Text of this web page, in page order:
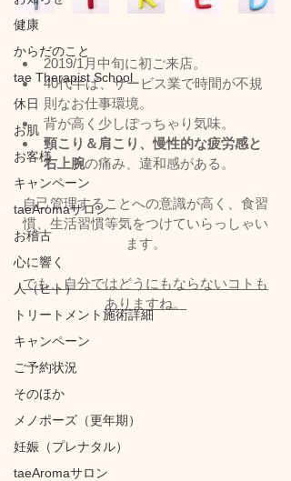
健康
からだのこと
tae Therapist School
休日
お肌
お客様
キャンペーン
taeAromaサロン
お稽古
心に響く
人（ヒト）
トリートメント施術詳細
キャンペーン
ご予約状況
そのほか
メノポーズ（更年期）
妊娠（プレナタル）
taeAromaサロン
2019/1月中旬に初ご来店。
40代半ば、サービス業で時間が不規
則なお仕事環境。
背が高く少しぽっちゃり気味。
頸こり＆肩こり、慢性的な疲労感と
右上腕の痛み、違和感がある。
自己管理することへの意識が高く、食習
慣、生活習慣等気をつけていらっしゃい
ます。
でも、自分ではどうにもならないコトも
ありますね。